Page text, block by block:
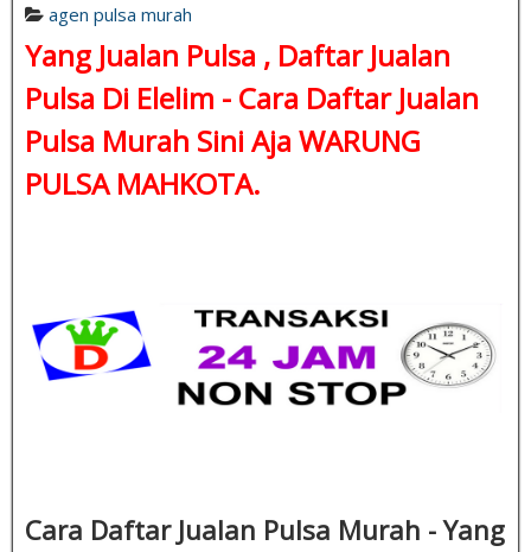
agen pulsa murah
Yang Jualan Pulsa , Daftar Jualan
Pulsa Di Elelim - Cara Daftar Jualan
Pulsa Murah Sini Aja WARUNG
PULSA MAHKOTA.
Cara Daftar Jualan Pulsa Murah - Yang